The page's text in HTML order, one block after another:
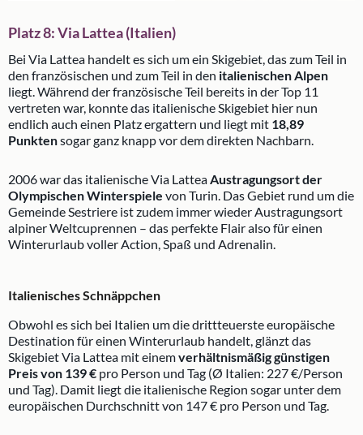
Platz 8: Via Lattea (Italien)
Bei Via Lattea handelt es sich um ein Skigebiet, das zum Teil in
den französischen und zum Teil in den italienischen Alpen
liegt. Während der französische Teil bereits in der Top 11
vertreten war, konnte das italienische Skigebiet hier nun
endlich auch einen Platz ergattern und liegt mit 18,89
Punktensogar ganz knapp vor dem direkten Nachbarn.
2006 war das italienische Via Lattea Austragungsort der
Olympischen Winterspiele von Turin. Das Gebiet rund um die
Gemeinde Sestriere ist zudem immer wieder Austragungsort
alpiner Weltcuprennen – das perfekte Flair also für einen
Winterurlaub voller Action, Spaß und Adrenalin.
Italienisches Schnäppchen
Obwohl es sich bei Italien um die drittteuerste europäische
Destination für einen Winterurlaub handelt, glänzt das
Skigebiet Via Lattea mit einemverhältnismäßig günstigen
Preis von 139 € pro Person und Tag (Ø Italien: 227 €/Person
und Tag). Damit liegt die italienische Region sogar unter dem
europäischen Durchschnitt von 147 € pro Person und Tag.